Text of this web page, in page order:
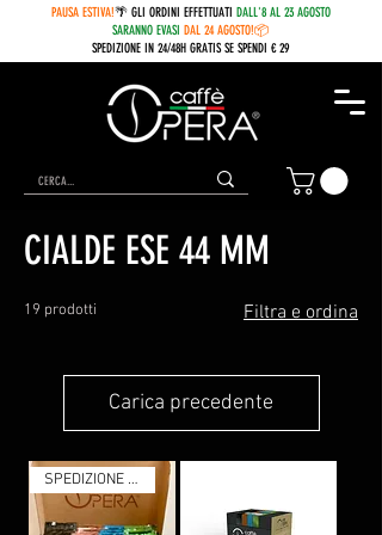
PAUSA ESTIVA!🌴 GLI ORDINI EFFETTUATI DALL'8 AL 23 AGOSTO
SARANNO EVASI DAL 24 AGOSTO!📦
SPEDIZIONE IN 24/48H GRATIS SE SPENDI € 29
Home CIALDE ESE 44 MM
CIALDE ESE 44 MM
19 prodotti Filtra e ordina
Carica precedente
SPEDIZIONE GRATUITA!